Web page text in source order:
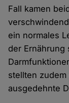
Fall kamen
ein normales
der Ernährung
stellten
ausgedehnte